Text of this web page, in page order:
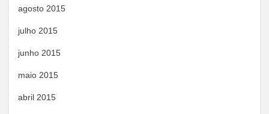
agosto 2015
julho 2015
junho 2015
maio 2015
abril 2015